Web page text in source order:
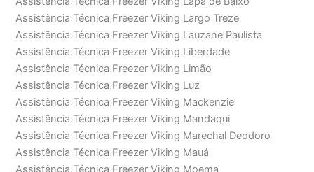
Assistência Técnica Freezer Viking Largo Treze
Assistência Técnica Freezer Viking Lauzane Paulista
Assistência Técnica Freezer Viking Liberdade
Assistência Técnica Freezer Viking Limão
Assistência Técnica Freezer Viking Luz
Assistência Técnica Freezer Viking Mackenzie
Assistência Técnica Freezer Viking Mandaqui
Assistência Técnica Freezer Viking Marechal Deodoro
Assistência Técnica Freezer Viking Mauá
Assistência Técnica Freezer Viking Moema